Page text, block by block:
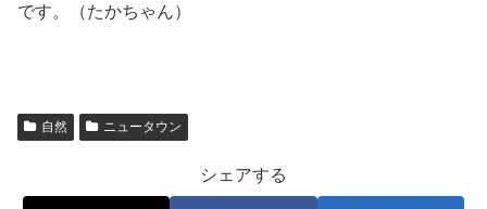
です。（たかちゃん）
自然 ニュータウン
シェアする